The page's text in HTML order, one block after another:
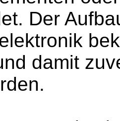
Der
damit